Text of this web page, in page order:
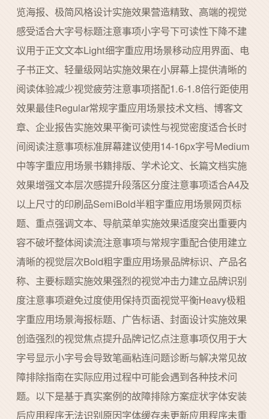
览海报、极简风格设计实施效果营造精致、高端的视觉
感受适合大字号标题注意事项小字号下可读性下降不建
议用于正文文本Light细字重应用场景移动应用界面、电
子书正文、轻量级网站实施效果在小屏幕上提供清晰的
阅读体验减少视觉疲劳注意事项搭配1.6-1.8倍行距使用
效果最佳Regular常规字重应用场景技术文档、博客文
章、企业报告实施效果平衡可读性与视觉密度适合长时
间阅读注意事项标准屏幕建议使用14-16px字号Medium
中等字重应用场景书籍排版、学术论文、长篇文档实施
效果增强文本层次感提升段落区分度注意事项适合A4及
以上尺寸的印刷品SemiBold半粗字重应用场景网页标
题、重点强调文本、导航菜单实施效果适度突出重要内
容不破坏整体阅读流注意事项与常规字重配合使用建立
清晰的视觉层次Bold粗字重应用场景品牌标识、产品名
称、主要标题实施效果强烈的视觉冲击力建立品牌识别
度注意事项避免过度使用保持页面视觉平衡Heavy极粗
字重应用场景海报标题、广告标语、封面设计实施效果
创造强烈的视觉焦点提升品牌记忆点注意事项仅用于大
字号显示小字号会导致笔画粘连问题诊断与解决常见故
障排除指南在实际应用过程中可能会遇到各种技术问
题。以下是基于真实案例的故障排除方案症状字体安装
后应用程序无法识别原因字体缓存未更新应用程序未重